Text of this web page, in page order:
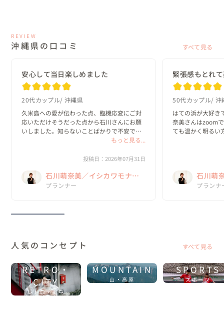
REVIEW
沖縄県の口コミ すべて見る
安心して当日楽しめました
20代カップル 沖縄県
久米島への愛が伝わった点、臨機応変にご対
応いただけそうだった点から石川さんにお願
いしました。知らないことばかりで不安でし
たが、丁寧に回答してくださり安心して当日
すが、なんとかお天気にも恵まれて素敵な思
もっと見る...
投稿日：2026年07月31日
石川萌奈美／イシカワモナ
ミ Kume La Chic クメラシッ
プランナー
緊張感もとれ
50代カップル 沖
はての浜が大好き
奈美さんはzoom
ても温かく明るい
石川萌
ミ
プランナ
人気のコンセプト すべて見る
RETRO・
CITY
レトロ・街中
MOUNTAIN
山・高原
SPORTS
スポーツ